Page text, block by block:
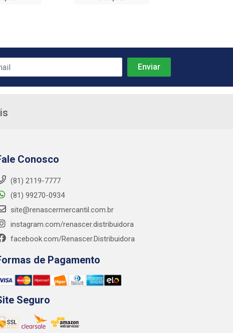
Conosco
(81) 2119-7777
(81) 99270-0934
site@renascermercantil.com.br
instagram.com/renascer.distribuidora
facebook.com/Renascer.Distribuidora
de Pagamento
Seguro